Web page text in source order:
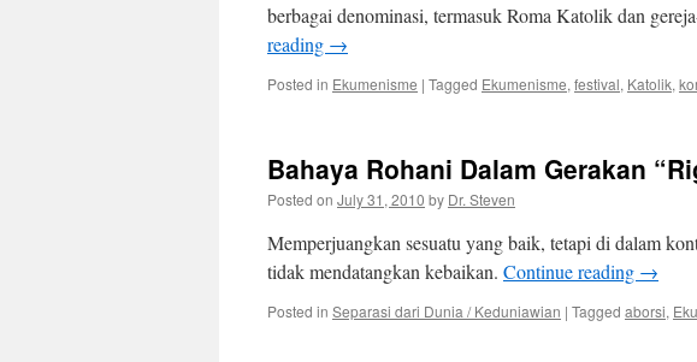
berbagai denominasi, termasuk Roma Katolik dan
reading →
Posted in Ekumenisme | Tagged Ekumenisme, festival, Katolik,
Bahaya Rohani Dalam Gerakan
Posted on July 31, 2010 by Dr. Steven
Memperjuangkan sesuatu yang baik, tetapi di dalam
tidak mendatangkan kebaikan. Continue reading →
Posted in Separasi dari Dunia / Keduniawian | Tagged aborsi,